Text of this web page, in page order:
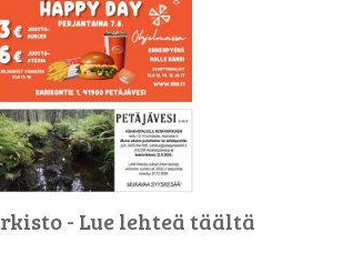
- Lue lehteä täältä